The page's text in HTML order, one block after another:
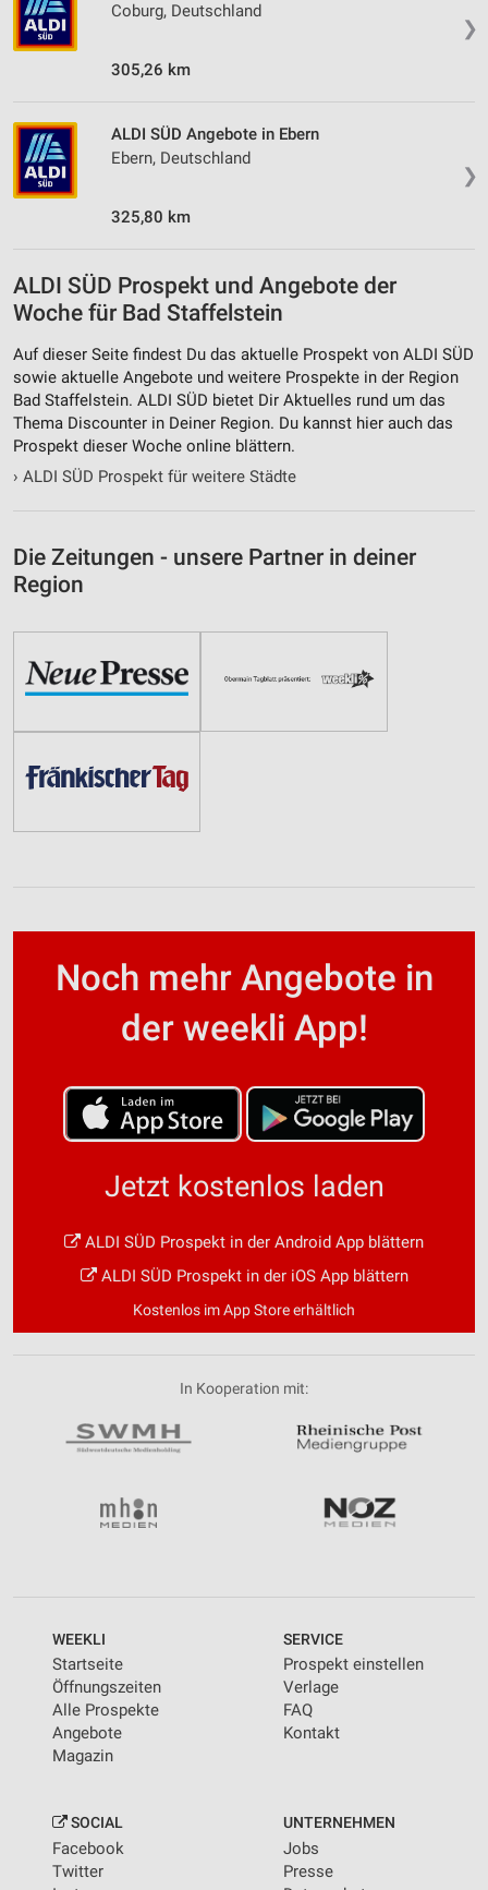
❯
Coburg, Deutschland
305,26 km
❯
ALDI SÜD Angebote in Ebern
Ebern, Deutschland
325,80 km
ALDI SÜD Prospekt und Angebote der
Woche für Bad Staffelstein
Auf dieser Seite findest Du das aktuelle Prospekt von ALDI SÜD
sowie aktuelle Angebote und weitere Prospekte in der Region
Bad Staffelstein. ALDI SÜD bietet Dir Aktuelles rund um das
Thema Discounter in Deiner Region. Du kannst hier auch das
Prospekt dieser Woche online blättern.
› ALDI SÜD Prospekt für weitere Städte
Die Zeitungen - unsere Partner in deiner
Region
Noch mehr Angebote in
der weekli App!
Jetzt kostenlos laden
ALDI SÜD Prospekt in der Android App blättern
ALDI SÜD Prospekt in der iOS App blättern
Kostenlos im App Store erhältlich
In Kooperation mit:
WEEKLI
Startseite
Öffnungszeiten
Alle Prospekte
Angebote
Magazin
SERVICE
Prospekt einstellen
Verlage
FAQ
Kontakt
SOCIAL
Facebook
Twitter
UNTERNEHMEN
Jobs
Presse